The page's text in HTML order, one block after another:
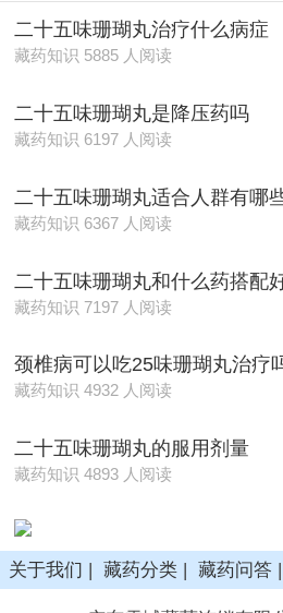
二十五味珊瑚丸治疗什么病症
藏药知识 5885 人阅读
二十五味珊瑚丸是降压药吗
藏药知识 6197 人阅读
二十五味珊瑚丸适合人群有哪
藏药知识 6367 人阅读
二十五味珊瑚丸和什么药搭配
藏药知识 7197 人阅读
颈椎病可以吃25味珊瑚丸治疗
藏药知识 4932 人阅读
二十五味珊瑚丸的服用剂量
藏药知识 4893 人阅读
关于我们 | 藏药分类| 藏药问答|